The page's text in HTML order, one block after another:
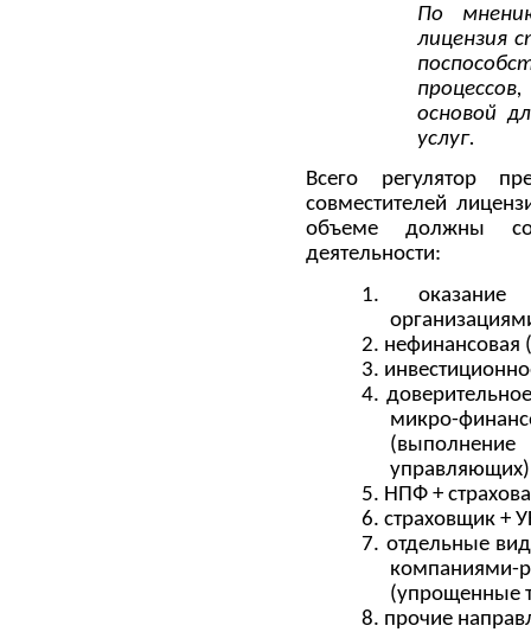
По
лицензия
основой
услуг.
Всего регулятор
совместителей
объеме должны
деятельности:
1. оказание
2. нефинансовая
3.
4.
микро-
5. НПФ +
6. страховщик +
7. отдельные
(упрощенные
8. прочие